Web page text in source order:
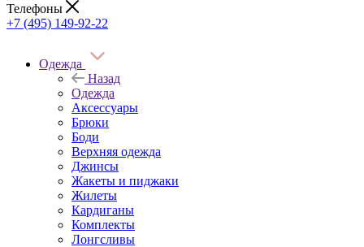
Телефоны
+7 (495) 149-92-22
Одежда
Назад
Одежда
Аксессуары
Брюки
Боди
Верхняя одежда
Джинсы
Жакеты и пиджаки
Жилеты
Кардиганы
Комплекты
Лонгсливы